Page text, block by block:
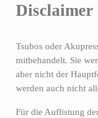
Disclaimer
Tsubos oder
mitbehandelt. Sie
aber nicht der
werden auch nicht
Für die Auflistung